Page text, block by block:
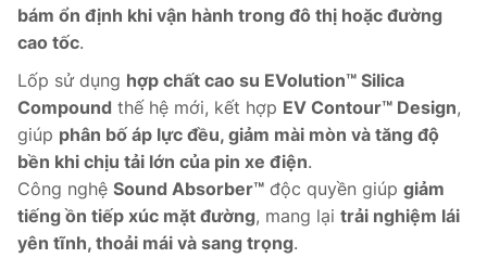
bám ổn định khi vận hành trong đô thị hoặc đường
cao tốc.
Lốp sử dụng hợp chất cao su EVolution™ Silica
Compound thế hệ mới, kết hợp EV Contour™ Design,
giúp phân bố áp lực đều, giảm mài mòn và tăng độ
bền khi chịu tải lớn của pin xe điện.
Công nghệ Sound Absorber™ độc quyền giúp giảm
tiếng ồn tiếp xúc mặt đường, mang lại trải nghiệm lái
yên tĩnh, thoải mái và sang trọng.